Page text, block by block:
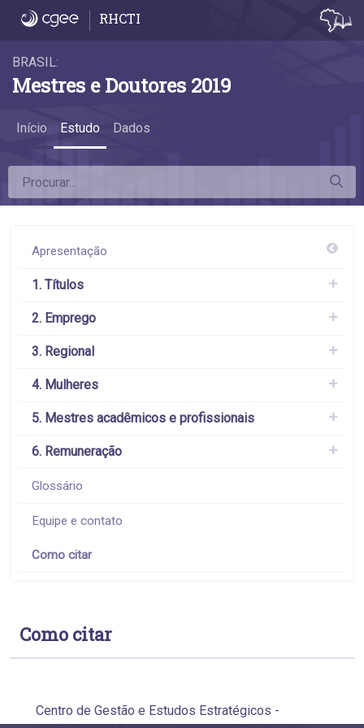
Como citar - Como citar
RHCTI
BRASIL:
Mestres e Doutores 2019
Início Estudo Dados
Apresentação
1. Títulos
2. Emprego
3. Regional
4. Mulheres
5. Mestres acadêmicos e profissionais
6. Remuneração
Glossário
Equipe e contato
Como citar
Como citar
Centro de Gestão e Estudos Estratégicos -